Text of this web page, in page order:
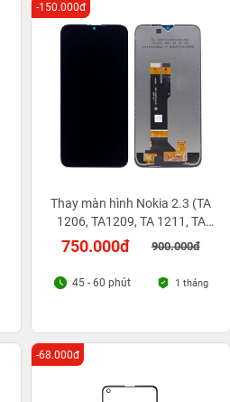
Thay màn hình Nokia 2.3 (TA
1206, TA1209, TA 1211, TA
1214)
750.000đ 900.000đ
-150.000đ
45 - 60 phút 1 tháng
-68.000đ